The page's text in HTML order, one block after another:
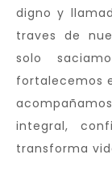
digno y
traves de
solo
fortalecemos
integral,
transforma